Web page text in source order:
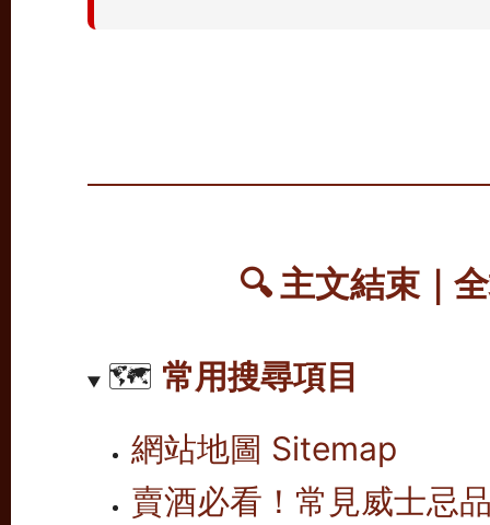
🔍主文結束｜
🗺️ 常用搜尋項目
網站地圖 Sitemap
賣酒必看！常見威士忌